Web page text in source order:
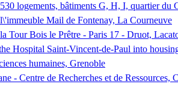
logements, bâtiments G, H, I, quartier
Mail de Fontenay, La Courneuve
Tour Bois le Prêtre - Paris 17 - Druot,
Hospital Saint-Vincent-de-Paul into
humaines, Grenoble
- Centre de Recherches et de